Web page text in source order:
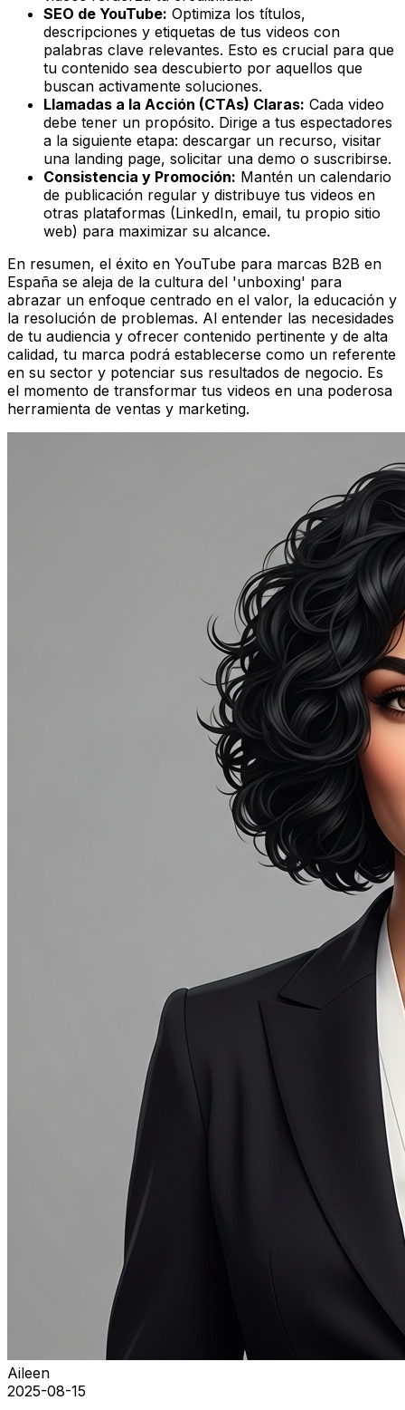
SEO de YouTube: Optimiza los títulos,
descripciones y etiquetas de tus videos con
palabras clave relevantes. Esto es crucial para que
tu contenido sea descubierto por aquellos que
buscan activamente soluciones.
Llamadas a la Acción (CTAs) Claras: Cada video
debe tener un propósito. Dirige a tus espectadores
a la siguiente etapa: descargar un recurso, visitar
una landing page, solicitar una demo o suscribirse.
Consistencia y Promoción: Mantén un calendario
de publicación regular y distribuye tus videos en
otras plataformas (LinkedIn, email, tu propio sitio
web) para maximizar su alcance.
En resumen, el éxito en YouTube para marcas B2B en
España se aleja de la cultura del 'unboxing' para
abrazar un enfoque centrado en el valor, la educación y
la resolución de problemas. Al entender las necesidades
de tu audiencia y ofrecer contenido pertinente y de alta
calidad, tu marca podrá establecerse como un referente
en su sector y potenciar sus resultados de negocio. Es
el momento de transformar tus videos en una poderosa
herramienta de ventas y marketing.
Aileen
2025-08-15